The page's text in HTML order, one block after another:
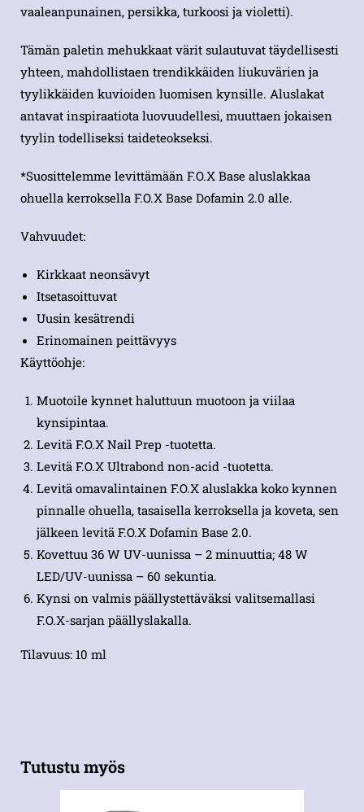
vaaleanpunainen, persikka, turkoosi ja violetti).
Tämän paletin mehukkaat värit sulautuvat täydellisesti
yhteen, mahdollistaen trendikkäiden liukuvärien ja
tyylikkäiden kuvioiden luomisen kynsille. Aluslakat
antavat inspiraatiota luovuudellesi, muuttaen jokaisen
tyylin todelliseksi taideteokseksi.
*Suosittelemme levittämään F.O.X Base aluslakkaa
ohuella kerroksella F.O.X Base Dofamin 2.0 alle.
Vahvuudet:
Kirkkaat neonsävyt
Itsetasoittuvat
Uusin kesätrendi
Erinomainen peittävyys
Käyttöohje:
Muotoile kynnet haluttuun muotoon ja viilaa
kynsipintaa.
Levitä F.O.X Nail Prep -tuotetta.
Levitä F.O.X Ultrabond non-acid -tuotetta.
Levitä omavalintainen F.O.X aluslakka koko kynnen
pinnalle ohuella, tasaisella kerroksella ja koveta, sen
jälkeen levitä F.O.X Dofamin Base 2.0.
Kovettuu 36 W UV-uunissa – 2 minuuttia; 48 W
LED/UV-uunissa – 60 sekuntia.
Kynsi on valmis päällystettäväksi valitsemallasi
F.O.X-sarjan päällyslakalla.
Tilavuus: 10 ml
Tutustu myös